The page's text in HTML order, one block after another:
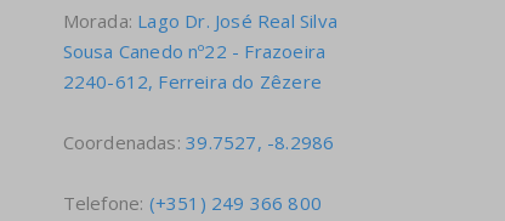
Morada: Lago Dr. José Real Silva
Sousa Canedo nº22 - Frazoeira
2240-612, Ferreira do Zêzere
Coordenadas:39.7527, -8.2986
Telefone: (+351) 249 366 800